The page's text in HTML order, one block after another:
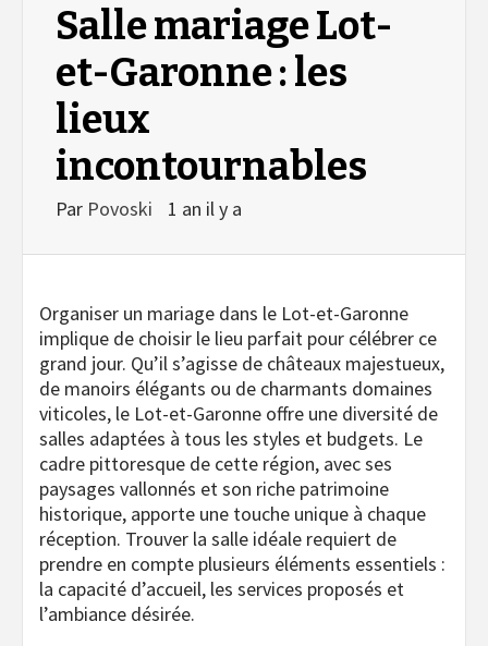
Salle mariage Lot-
et-Garonne : les
lieux
incontournables
Par Povoski 1 an il y a
Organiser un mariage dans le Lot-et-Garonne
implique de choisir le lieu parfait pour célébrer ce
grand jour. Qu’il s’agisse de châteaux majestueux,
de manoirs élégants ou de charmants domaines
viticoles, le Lot-et-Garonne offre une diversité de
salles adaptées à tous les styles et budgets. Le
cadre pittoresque de cette région, avec ses
paysages vallonnés et son riche patrimoine
historique, apporte une touche unique à chaque
réception. Trouver la salle idéale requiert de
prendre en compte plusieurs éléments essentiels :
la capacité d’accueil, les services proposés et
l’ambiance désirée.